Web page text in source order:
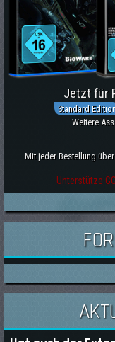
Jetzt für
Standard
Weitere
Mit jeder Bestellung
Unterstütze